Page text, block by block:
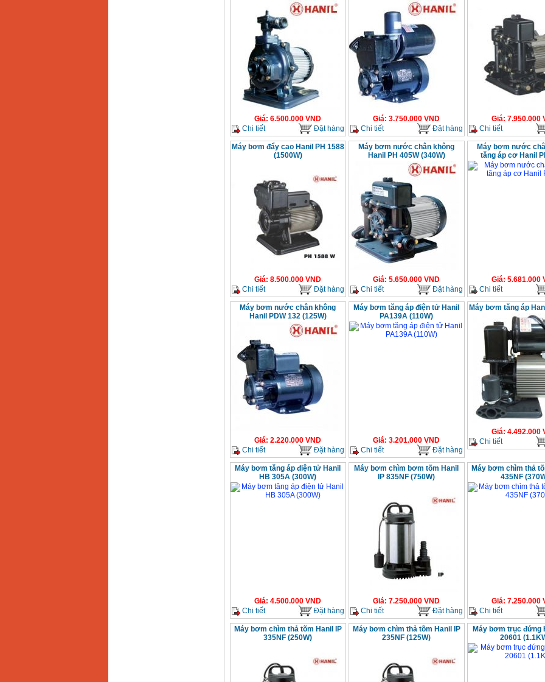
Giá: 6.500.000 VND
Chi tiết
Đặt hàng
Giá: 3.750.000 VND
Chi tiết
Đặt hàng
Giá: 7.950.000
Chi tiết
Máy bơm đẩy cao Hanil PH 1588
(1500W)
Giá: 8.500.000 VND
Chi tiết
Đặt hàng
Máy bơm nước chân không
Hanil PH 405W (340W)
Giá: 5.650.000 VND
Chi tiết
Đặt hàng
Máy bơm nước
tăng áp cơ Hanil
Giá: 5.681.000
Chi tiết
Máy bơm nước chân không
Hanil PDW 132 (125W)
Giá: 2.220.000 VND
Chi tiết
Đặt hàng
Máy bơm tăng áp điện tử Hanil
PA139A (110W)
Giá: 3.201.000 VND
Chi tiết
Đặt hàng
Máy bơm tăng áp
Giá: 4.492.000
Chi tiết
Máy bơm tăng áp điện tử Hanil
HB 305A (300W)
Giá: 4.500.000 VND
Chi tiết
Đặt hàng
Máy bơm chìm bơm tõm Hanil
IP 835NF (750W)
Giá: 7.250.000 VND
Chi tiết
Đặt hàng
Máy bơm chìm thả
435NF
Giá: 7.250.000
Chi tiết
Máy bơm chìm thả tõm Hanil IP
335NF (250W)
Máy bơm chìm thả tõm Hanil IP
235NF (125W)
Máy bơm trục đứng
20601